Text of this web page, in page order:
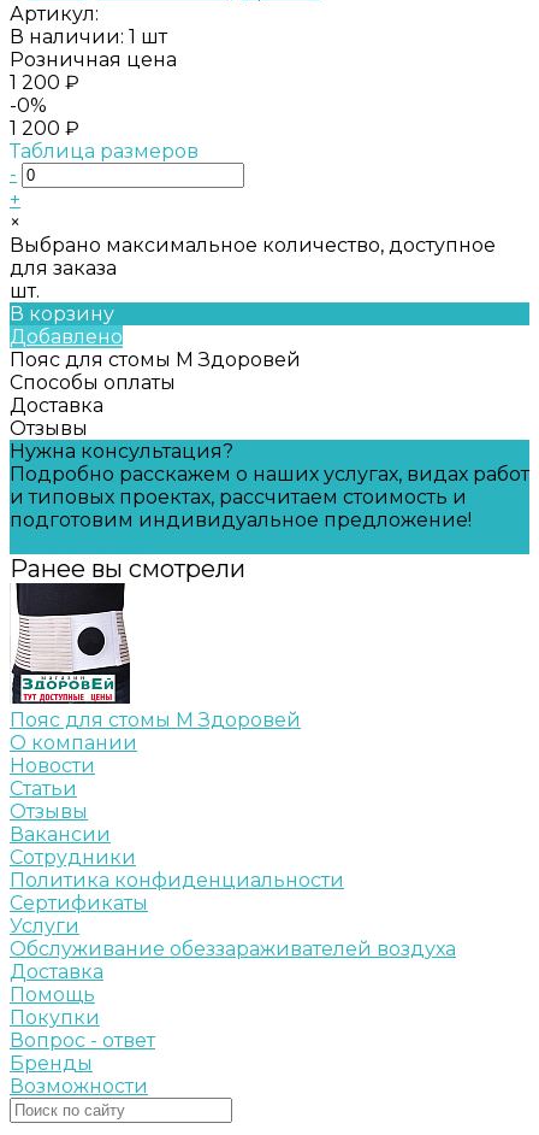
Артикул:
В наличии: 1 шт
Розничная цена
1 200 ₽
-0%
1 200 ₽
Таблица размеров
-
+
×
Выбрано максимальное количество, доступное
для заказа
шт.
В корзину
Добавлено
Пояс для стомы M Здоровей
Способы оплаты
Доставка
Отзывы
Нужна консультация?
Подробно расскажем о наших услугах, видах работ
и типовых проектах, рассчитаем стоимость и
подготовим индивидуальное предложение!
Ранее вы смотрели
Пояс для стомы M Здоровей
О компании
Новости
Статьи
Отзывы
Вакансии
Сотрудники
Политика конфиденциальности
Сертификаты
Услуги
Обслуживание обеззараживателей воздуха
Доставка
Помощь
Покупки
Вопрос - ответ
Бренды
Возможности